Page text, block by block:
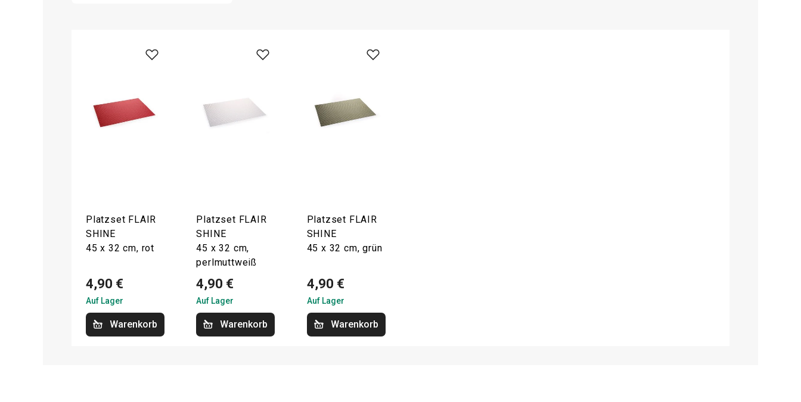
Platzset FLAIR
SHINE
45 x 32 cm, rot
4,90 €
Auf Lager
Warenkorb
Platzset FLAIR
SHINE
45 x 32 cm,
perlmuttweiß
4,90 €
Auf Lager
Warenkorb
Platzset FLAIR
SHINE
45 x 32 cm, grün
4,90 €
Auf Lager
Warenkorb